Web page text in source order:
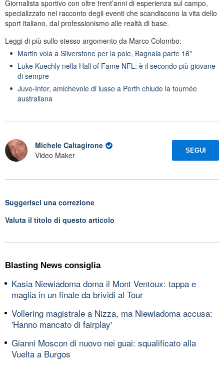
Giornalista sportivo con oltre trent’anni di esperienza sul campo,
specializzato nel racconto degli eventi che scandiscono la vita dello
sport italiano, dal professionismo alle realtà di base.
Leggi di più sullo stesso argomento da Marco Colombo:
Martin vola a Silverstone per la pole, Bagnaia parte 16°
Luke Kuechly nella Hall of Fame NFL: è il secondo più giovane
di sempre
Juve-Inter, amichevole di lusso a Perth chiude la tournée
australiana
Michele Caltagirone
Video Maker
SEGUI
Suggerisci una correzione
Valuta il titolo di questo articolo
Blasting News consiglia
Kasia Niewiadoma doma il Mont Ventoux: tappa e
maglia in un finale da brividi al Tour
Vollering magistrale a Nizza, ma Niewiadoma accusa:
'Hanno mancato di fairplay'
Gianni Moscon di nuovo nei guai: squalificato alla
Vuelta a Burgos